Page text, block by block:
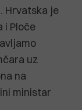
Hrvatska je
i Ploče
uz
na
ministar